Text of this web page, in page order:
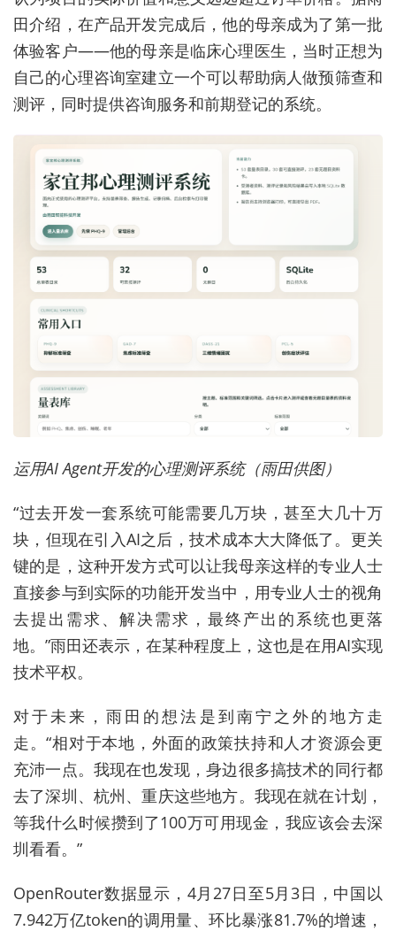
田介绍，在产品开发完成后，他的母亲成为了第一批
体验客户——他的母亲是临床心理医生，当时正想为
自己的心理咨询室建立一个可以帮助病人做预筛查和
测评，同时提供咨询服务和前期登记的系统。
运用AI Agent开发的心理测评系统（雨田供图）
“过去开发一套系统可能需要几万块，甚至大几十万
块，但现在引入AI之后，技术成本大大降低了。更关
键的是，这种开发方式可以让我母亲这样的专业人士
直接参与到实际的功能开发当中，用专业人士的视角
去提出需求、解决需求，最终产出的系统也更落
地。”雨田还表示，在某种程度上，这也是在用AI实现
技术平权。
对于未来，雨田的想法是到南宁之外的地方走
走。“相对于本地，外面的政策扶持和人才资源会更
充沛一点。我现在也发现，身边很多搞技术的同行都
去了深圳、杭州、重庆这些地方。我现在就在计划，
等我什么时候攒到了100万可用现金，我应该会去深
圳看看。”
OpenRouter数据显示，4月27日至5月3日，中国以
7.942万亿token的调用量、环比暴涨81.7%的增速，